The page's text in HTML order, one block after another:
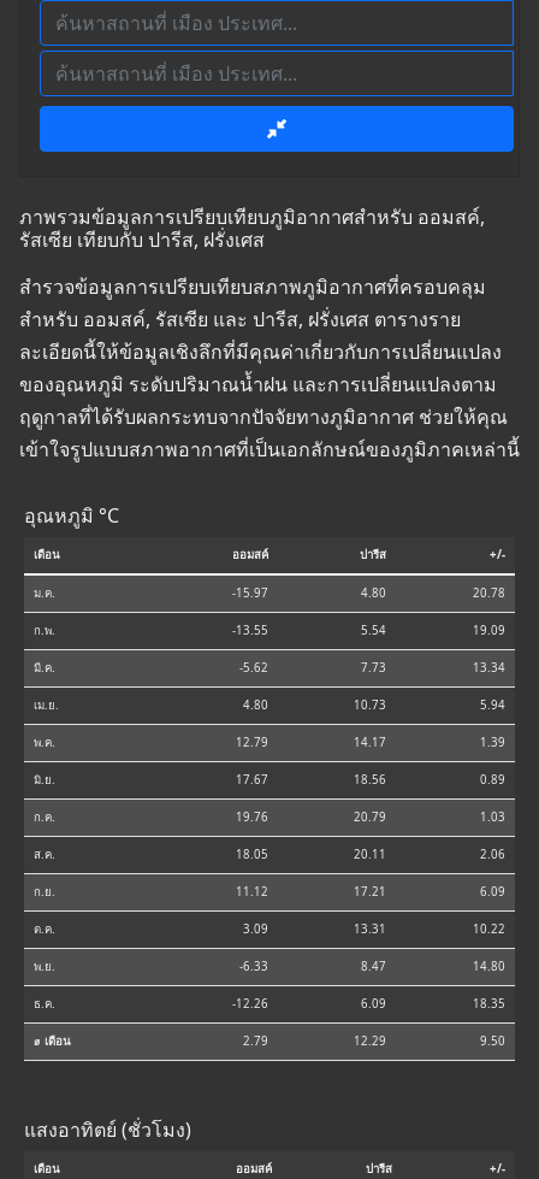
ภาพรวมข้อมูลการเปรียบเทียบภูมิอากาศสำหรับ ออมสค์,
รัสเซีย เทียบกับ ปารีส, ฝรั่งเศส
สำรวจข้อมูลการเปรียบเทียบสภาพภูมิอากาศที่ครอบคลุม
สำหรับ ออมสค์, รัสเซีย และ ปารีส, ฝรั่งเศส ตารางราย
ละเอียดนี้ให้ข้อมูลเชิงลึกที่มีคุณค่าเกี่ยวกับการเปลี่ยนแปลง
ของอุณหภูมิ ระดับปริมาณน้ำฝน และการเปลี่ยนแปลงตาม
ฤดูกาลที่ได้รับผลกระทบจากปัจจัยทางภูมิอากาศ ช่วยให้คุณ
เข้าใจรูปแบบสภาพอากาศที่เป็นเอกลักษณ์ของภูมิภาคเหล่านี้
อุณหภูมิ °C
เดือน ออมสค์ ปารีส +/-
ม.ค. -15.97 4.80 20.78
ก.พ. -13.55 5.54 19.09
มี.ค. -5.62 7.73 13.34
เม.ย. 4.80 10.73 5.94
พ.ค. 12.79 14.17 1.39
มิ.ย. 17.67 18.56 0.89
ก.ค. 19.76 20.79 1.03
ส.ค. 18.05 20.11 2.06
ก.ย. 11.12 17.21 6.09
ต.ค. 3.09 13.31 10.22
พ.ย. -6.33 8.47 14.80
ธ.ค. -12.26 6.09 18.35
⌀ เดือน 2.79 12.29 9.50
แสงอาทิตย์ (ชั่วโมง)
เดือน ออมสค์ ปารีส +/-